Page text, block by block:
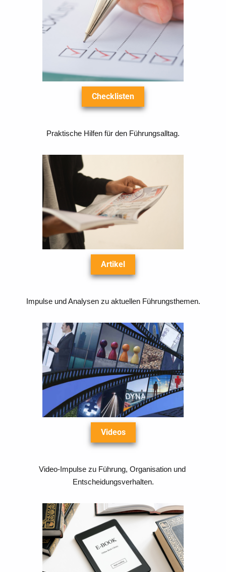
Checklisten
Praktische Hilfen für den Führungsalltag.
Artikel
Impulse und Analysen zu aktuellen Führungsthemen.
Videos
Video-Impulse zu Führung, Organisation und
Entscheidungsverhalten.